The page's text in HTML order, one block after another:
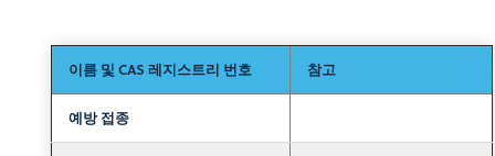
이름 및 CAS 레지스트리 번호 참고
예방 접종